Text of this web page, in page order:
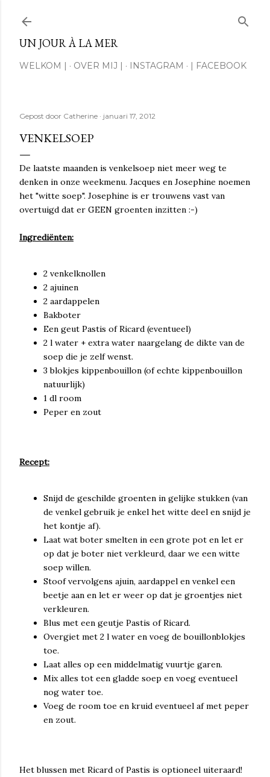
UN JOUR À LA MER
WELKOM | OVER MIJ | INSTAGRAM | FACEBOOK
Gepost door Catherine januari 17, 2012
VENKELSOEP
De laatste maanden is venkelsoep niet meer weg te
denken in onze weekmenu. Jacques en Josephine noemen
het "witte soep". Josephine is er trouwens vast van
overtuigd dat er GEEN groenten inzitten :-)
Ingrediënten:
2 venkelknollen
2 ajuinen
2 aardappelen
Bakboter
Een geut Pastis of Ricard (eventueel)
2 l water + extra water naargelang de dikte van de
soep die je zelf wenst.
3 blokjes kippenbouillon (of echte kippenbouillon
natuurlijk)
1 dl room
Peper en zout
Recept:
Snijd de geschilde groenten in gelijke stukken (van
de venkel gebruik je enkel het witte deel en snijd je
het kontje af).
Laat wat boter smelten in een grote pot en let er
op dat je boter niet verkleurd, daar we een witte
soep willen.
Stoof vervolgens ajuin, aardappel en venkel een
beetje aan en let er weer op dat je groentjes niet
verkleuren.
Blus met een geutje Pastis of Ricard.
Overgiet met 2 l water en voeg de bouillonblokjes
toe.
Laat alles op een middelmatig vuurtje garen.
Mix alles tot een gladde soep en voeg eventueel
nog water toe.
Voeg de room toe en kruid eventueel af met peper
en zout.
Het blussen met Ricard of Pastis is optioneel uiteraard!